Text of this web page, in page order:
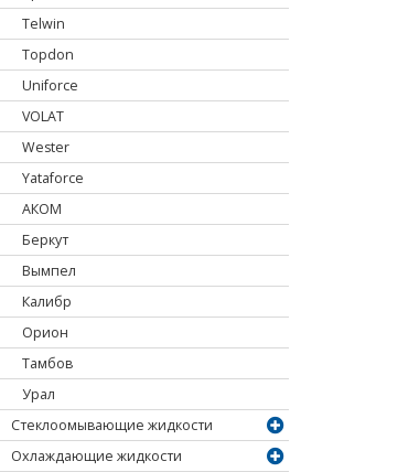
Telwin
Topdon
Uniforce
VOLAT
Wester
Yataforce
АКОМ
Беркут
Вымпел
Калибр
Орион
Тамбов
Урал
Стеклоомывающие жидкости
Охлаждающие жидкости